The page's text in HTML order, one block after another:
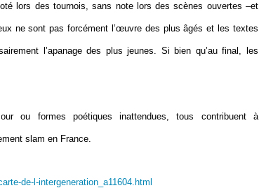
lors des tournois, sans note lors des scènes ouvertes –et
ne sont pas forcément l’œuvre des plus âgés et les textes
l’apanage des plus jeunes. Si bien qu’au final, les
ou formes poétiques inattendues, tous contribuent à
slam en France.
de-l-intergeneration_a11604.html